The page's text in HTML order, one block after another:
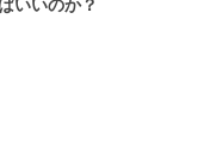
いいのか？